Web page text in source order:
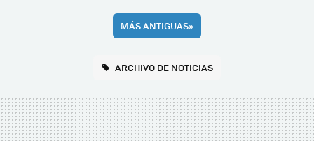
MÁS ANTIGUAS»
ARCHIVO DE NOTICIAS